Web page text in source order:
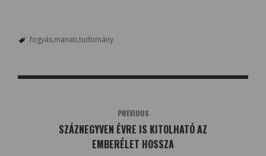
fogyás manati tudomány
PREVIOUS
SZÁZNEGYVEN ÉVRE IS KITOLHATÓ AZ
EMBERÉLET HOSSZA